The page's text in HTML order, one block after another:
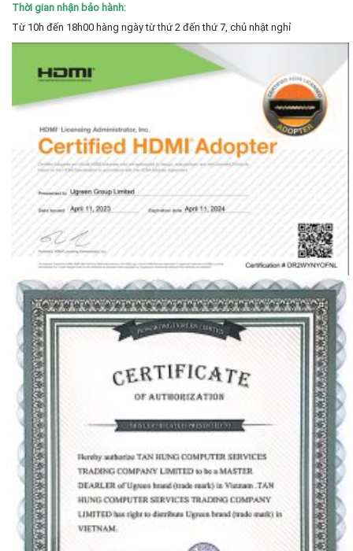
Thời gian nhận bảo hành:
Từ 10h đến 18h00 hàng ngày từ thứ 2 đến thứ 7, chủ nhật nghỉ